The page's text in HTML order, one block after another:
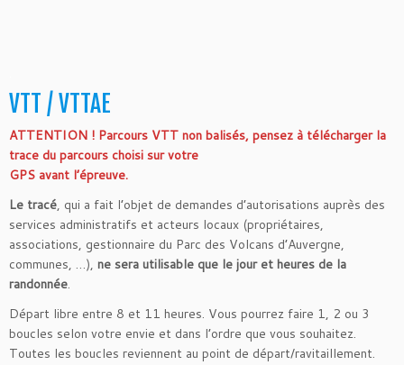
VTT / VTTAE
ATTENTION ! Parcours VTT non balisés, pensez à télécharger la
trace du parcours choisi sur votre
GPS avant l’épreuve.
Le tracé, qui a fait l’objet de demandes d’autorisations auprès des
services administratifs et acteurs locaux (propriétaires,
associations, gestionnaire du Parc des Volcans d’Auvergne,
communes, …), ne sera utilisable que le jour et heures de la
randonnée.
Départ libre entre 8 et 11 heures. Vous pourrez faire 1, 2 ou 3
boucles selon votre envie et dans l’ordre que vous souhaitez.
Toutes les boucles reviennent au point de départ/ravitaillement.